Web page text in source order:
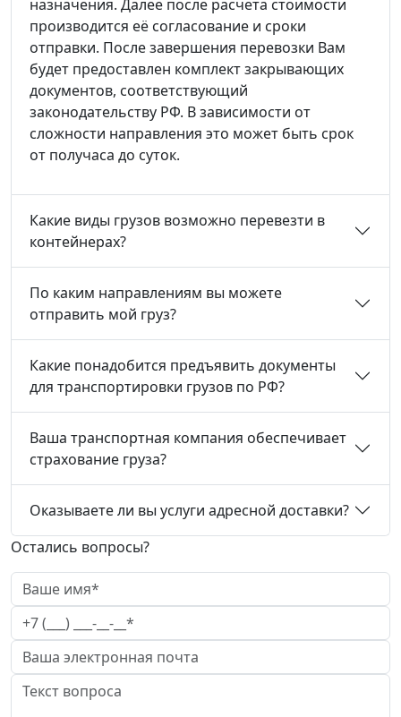
назначения. Далее после расчета стоимости
производится её согласование и сроки
отправки. После завершения перевозки Вам
будет предоставлен комплект закрывающих
документов, соответствующий
законодательству РФ. В зависимости от
сложности направления это может быть срок
от получаса до суток.
Какие виды грузов возможно перевезти в
контейнерах?
По каким направлениям вы можете
отправить мой груз?
Какие понадобится предъявить документы
для транспортировки грузов по РФ?
Ваша транспортная компания обеспечивает
страхование груза?
Оказываете ли вы услуги адресной доставки?
Остались вопросы?